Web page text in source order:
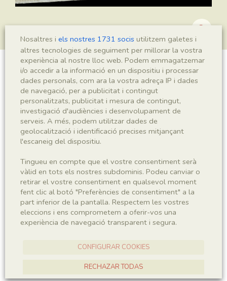
?Podozamites sp.
Sigla
MNHN 17448a
Taxonomia
Regne
Plantae
Phyllum
Spermatophyta
Subphyllum
Gymnospermae
Classe
Pinopsida
Podozamitaceae
Nosaltres i els nostres 1731 socis utilitzem galetes i
altres tecnologies de seguiment per millorar la vostra
experiència al nostre lloc web. Podem emmagatzemar
i/o accedir a la informació en un dispositiu i processar
dades personals, com ara la vostra adreça IP i dades
de navegació, per a publicitat i contingut
personalitzats, publicitat i mesura de contingut,
investigació d'audiències i desenvolupament de
serveis. A més, podem utilitzar dades de
geolocalització i identificació precises mitjançant
l'escaneig del dispositiu.
Tingueu en compte que el vostre consentiment serà
vàlid en tots els nostres subdominis. Podeu canviar o
retirar el vostre consentiment en qualsevol moment
fent clic al botó "Preferències de consentiment" a la
part inferior de la pantalla. Respectem les vostres
eleccions i ens comprometem a oferir-vos una
experiència de navegació transparent i segura.
CONFIGURAR COOKIES
RECHAZAR TODAS